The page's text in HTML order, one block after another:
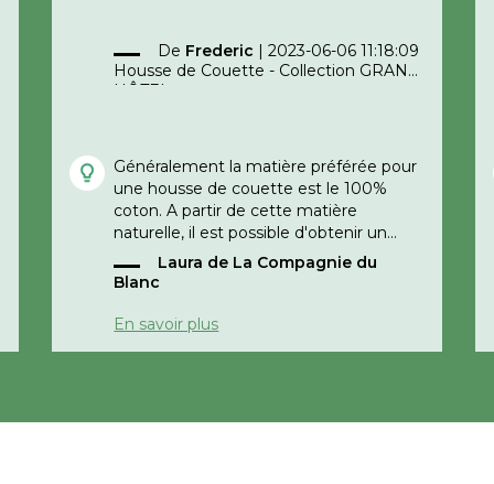
De Frederic | 2023-06-06 11:18:09
Housse de Couette - Collection GRAND
HÔTEL
Généralement la matière préférée pour
une housse de couette est le 100%
coton. A partir de cette matière
naturelle, il est possible d'obtenir un
tissage très serré pour obtenir une
percale ou un satin de coton conférant à
D'autres matières comme la soie, le lin
Laura de La Compagnie du
Blanc
En savoir plus